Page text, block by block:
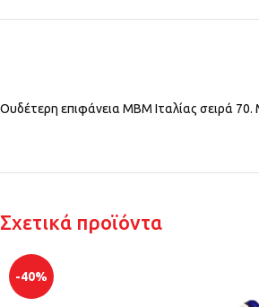
Ουδέτερη επιφάνεια ΜΒΜ Ιταλίας σειρά
Σχετικά προϊόντα
-40%